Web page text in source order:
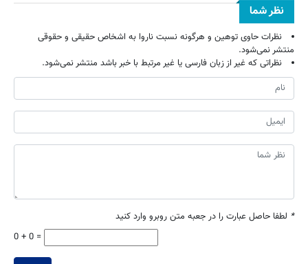
نظر شما
نظرات حاوی توهین و هرگونه نسبت ناروا به اشخاص حقیقی و حقوقی
منتشر نمی‌شود.
نظراتی که غیر از زبان فارسی یا غیر مرتبط با خبر باشد منتشر نمی‌شود.
* لطفا حاصل عبارت را در جعبه متن روبرو وارد کنید
0 + 0 =